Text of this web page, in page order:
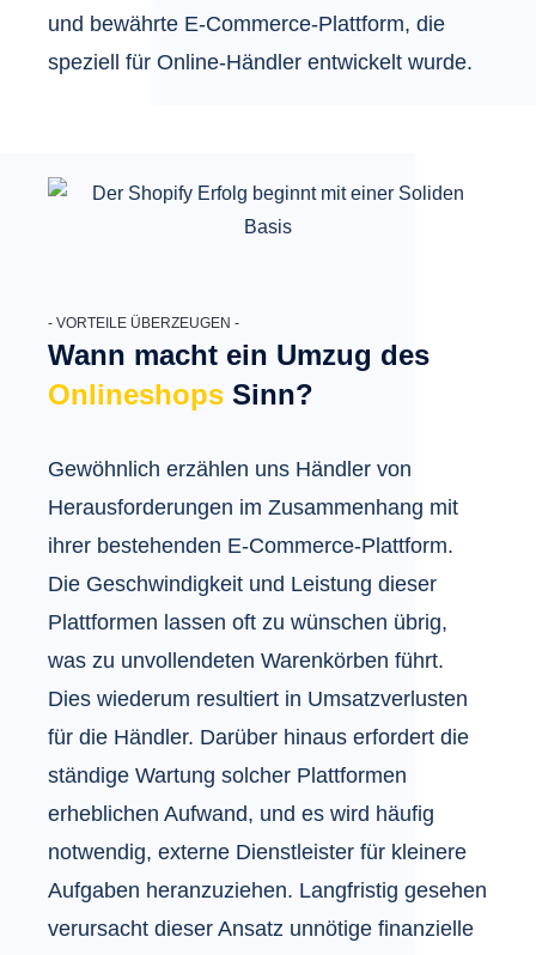
und bewährte E-Commerce-Plattform, die
speziell für Online-Händler entwickelt wurde.
- VORTEILE ÜBERZEUGEN -
Wann macht ein Umzug des
Onlineshops Sinn?
Gewöhnlich erzählen uns Händler von
Herausforderungen im Zusammenhang mit
ihrer bestehenden E-Commerce-Plattform.
Die Geschwindigkeit und Leistung dieser
Plattformen lassen oft zu wünschen übrig,
was zu unvollendeten Warenkörben führt.
Dies wiederum resultiert in Umsatzverlusten
für die Händler. Darüber hinaus erfordert die
ständige Wartung solcher Plattformen
erheblichen Aufwand, und es wird häufig
notwendig, externe Dienstleister für kleinere
Aufgaben heranzuziehen. Langfristig gesehen
verursacht dieser Ansatz unnötige finanzielle